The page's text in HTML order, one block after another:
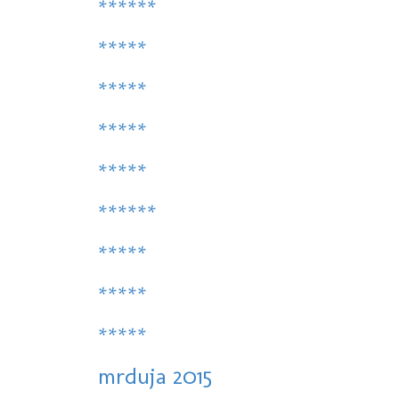
******
*****
*****
*****
*****
******
*****
*****
*****
mrduja 2015